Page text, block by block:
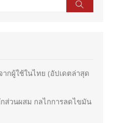
กผู้ใช้ในไทย (อัปเดตล่าสุด
กส่วนผสม กลไกการลดไขมัน